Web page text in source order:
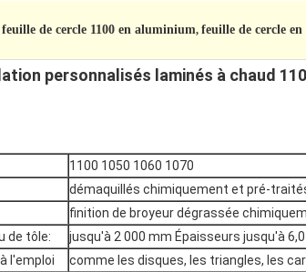
feuille de cercle 1100 en aluminium, feuille de cercle
personnalisés laminés à chaud
1100 1050 1060 1070
démaquillés chimiquement et pré-
finition de broyeur dégrassée
de tôle:
jusqu'à 2 000 mm Épaisseurs jusqu'à
l'emploi
comme les disques, les triangles, les